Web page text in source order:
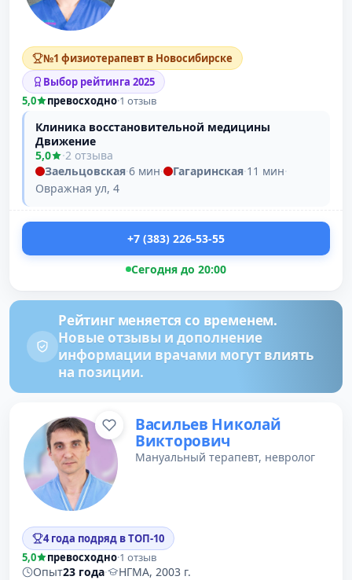
№1 физиотерапевт в Новосибирске
Выбор рейтинга 2025
5,0
превосходно·1 отзыв
Клиника восстановительной медицины
Движение
5,0
·2 отзыва
Заельцовская·6 мин· Гагаринская·11 мин·
Овражная ул, 4
+7 (383) 226-53-55
Сегодня до 20:00
Рейтинг меняется со временем.
Новые отзывы и дополнение
информации врачами могут влиять
на позиции.
Васильев Николай
Викторович
Мануальный терапевт, невролог
4 года подряд в ТОП-10
5,0
превосходно·1 отзыв
Опыт23 года·
НГМА, 2003 г.